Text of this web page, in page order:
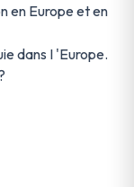
en Europe et en
dans I 'Europe.